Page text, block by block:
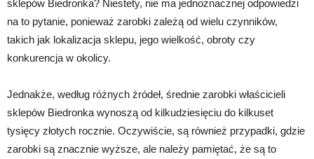
sklepów Biedronka? Niestety, nie ma jednoznacznej odpowiedzi
na to pytanie, ponieważ zarobki zależą od wielu czynników,
takich jak lokalizacja sklepu, jego wielkość, obroty czy
konkurencja w okolicy.
Jednakże, według różnych źródeł, średnie zarobki właścicieli
sklepów Biedronka wynoszą od kilkudziesięciu do kilkuset
tysięcy złotych rocznie. Oczywiście, są również przypadki, gdzie
zarobki są znacznie wyższe, ale należy pamiętać, że są to